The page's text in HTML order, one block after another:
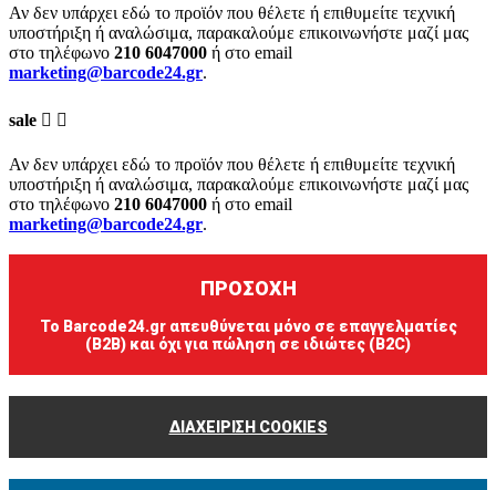
Αν δεν υπάρχει εδώ το προϊόν που θέλετε ή επιθυμείτε τεχνική
υποστήριξη ή αναλώσιμα, παρακαλούμε επικοινωνήστε μαζί μας
στο τηλέφωνο 210 6047000 ή στο email
marketing@barcode24.gr.
sale  
Αν δεν υπάρχει εδώ το προϊόν που θέλετε ή επιθυμείτε τεχνική
υποστήριξη ή αναλώσιμα, παρακαλούμε επικοινωνήστε μαζί μας
στο τηλέφωνο 210 6047000 ή στο email
marketing@barcode24.gr.
ΠΡΟΣΟΧΗ
Το Barcode24.gr απευθύνεται μόνο σε επαγγελματίες
(B2B) και όχι για πώληση σε ιδιώτες (B2C)
ΔΙΑΧΕΙΡΙΣΗ COOKIES